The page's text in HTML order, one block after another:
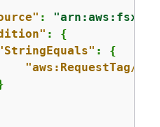
: "arn:aws:fsx:
: {
: {
"aws:RequestTag/